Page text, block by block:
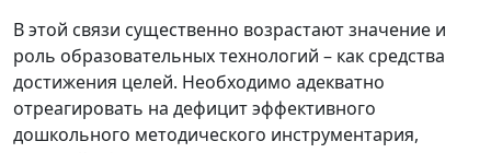
В этой связи существенно возрастают значение и
роль образовательных технологий – как средства
достижения целей. Необходимо адекватно
отреагировать на дефицит эффективного
дошкольного методического инструментария,